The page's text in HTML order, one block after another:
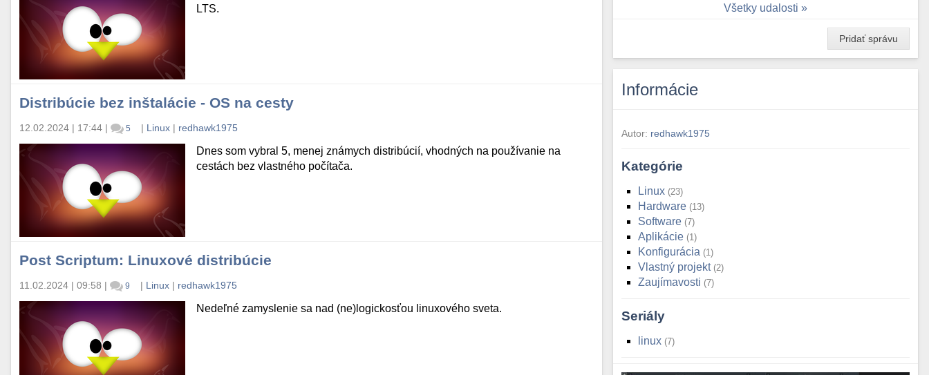
LTS.
Distribúcie bez inštalácie - OS na cesty
12.02.2024 | 17:44 | 5 | Linux| redhawk1975
Dnes som vybral 5, menej známych distribúcií, vhodných na používanie na
cestách bez vlastného počítača.
Post Scriptum: Linuxové distribúcie
11.02.2024 | 09:58 | 9 | Linux| redhawk1975
Nedeľné zamyslenie sa nad (ne)logickosťou linuxového sveta.
Všetky udalosti
Pridať správu
Informácie
Autor: redhawk1975
Kategórie
Linux 23
Hardware 13
Software 7
Aplikácie 1
Konfigurácia 1
Vlastný projekt 2
Zaujímavosti 7
Seriály
linux 7